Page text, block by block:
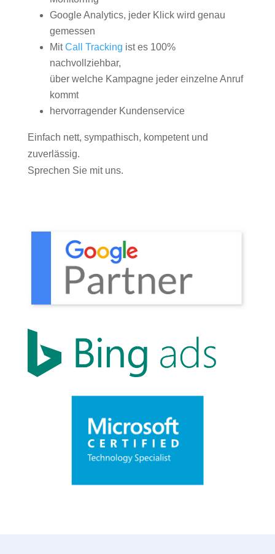
Google Analytics, jeder Klick wird genau
gemessen
MitCall Tracking ist es 100%
nachvollziehbar,
über welche Kampagne jeder einzelne Anruf
kommt
hervorragender Kundenservice
Einfach nett, sympathisch, kompetent und
zuverlässig.
Sprechen Sie mit uns.